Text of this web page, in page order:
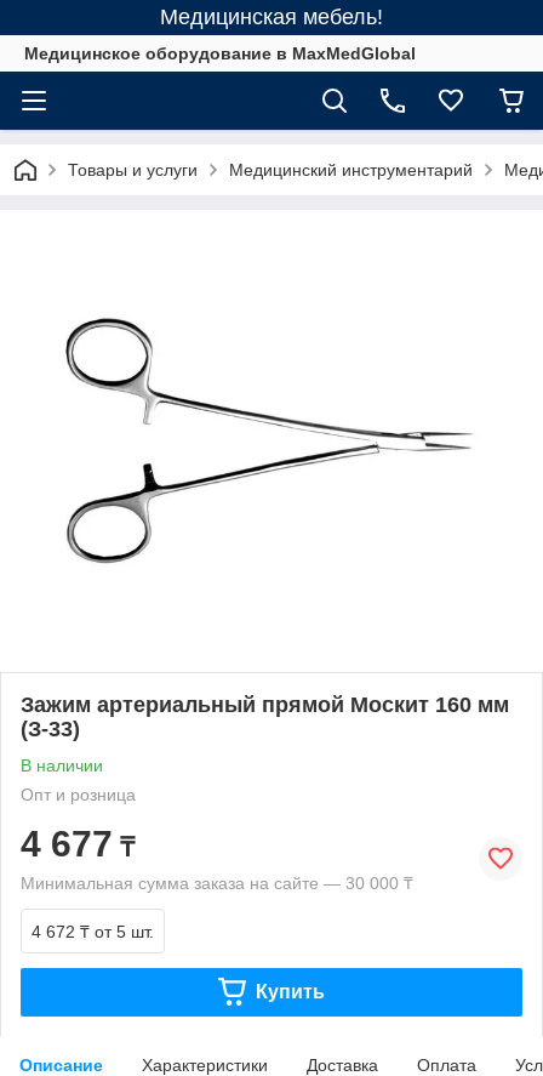
Медицинская мебель!
Медицинское оборудование в MaxMedGlobal
Товары и услуги Медицинский инструментарий
Зажим артериальный прямой Москит 160 мм
(З-33)
В наличии
Опт и розница
4 677 ₸
Минимальная сумма заказа на сайте — 30 000 ₸
4 672 ₸ от 5 шт.
Купить
Описание Характеристики Доставка Оплата